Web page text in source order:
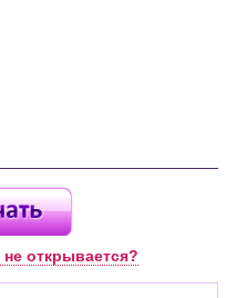
открывается?